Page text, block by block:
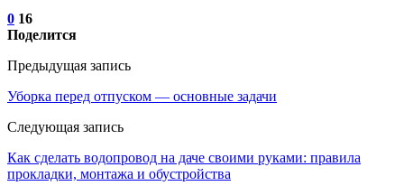
0 16
Поделится
Предыдущая запись
Уборка перед отпуском — основные задачи
Следующая запись
Как сделать водопровод на даче своими руками: правила
прокладки, монтажа и обустройства